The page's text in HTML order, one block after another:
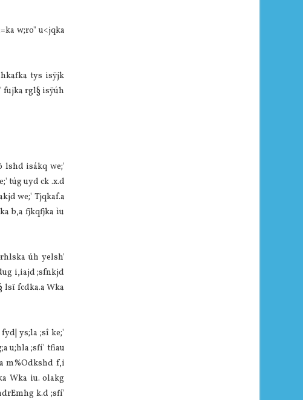
w;ro" u<jqka
tys isÿjk
fujka rgl§ isÿúh
lshd isákq we;'
túg uyd ck .x.d
we;' Tjqkaf.a
b,a fjkqfjka ìu
úh yelsh'
i,iajd ;sfnkjd
lsï fcdka.a Wka
ys;la ;sî ke;'
u;hla ;sfí' tfiau
m%Odkshd f,i
Wka iu. olakg
k.d ;sfí'